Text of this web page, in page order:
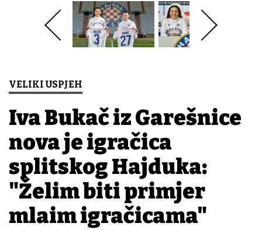
VELIKI USPJEH
Iva Bukač iz Garešnice
nova je igračica
splitskog Hajduka:
"Želim biti primjer
mlađim igračicama"